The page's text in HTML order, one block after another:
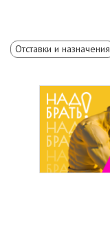
Отставки и назначения